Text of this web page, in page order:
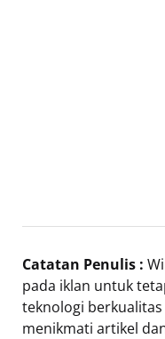
Catatan Penulis :
pada iklan untuk
teknologi
menikmati artikel